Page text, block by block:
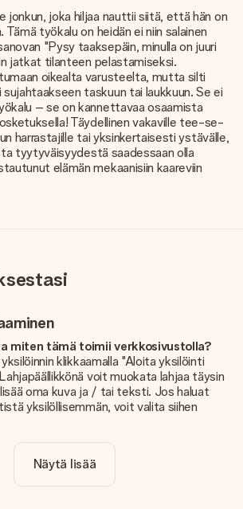
jonkun, joka hiljaa nauttii siitä, että hän on
Tämä työkalu on heidän ei niin salainen
"Pysy taaksepäin, minulla on juuri
jatkat tilanteen pelastamiseksi.
oikealta varusteelta, mutta silti
taskuun tai laukkuun. Se ei
– se on kannettavaa osaamista
Täydellinen vakaville tee-se-
harrastajille tai yksinkertaisesti ystävälle,
tyytyväisyydestä saadessaan olla
elämän mekaanisiin kaareviin
miten tämä toimii verkkosivustolla?
klikkaamalla "Aloita yksilöinti
voit muokata lahjaa täysin
oma kuva ja / tai teksti. Jos haluat
yksilöllisemmän, voit valita siihen
hintaan?
sisältää lahjasi yksilöinnin. Hauskaa ja
Näytä lisää